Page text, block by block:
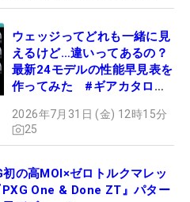
ウェッジってどれも一緒に見
えるけど…違いってあるの？
最新24モデルの性能早見表を
作ってみた #ギアカタログ
2026年7月31日 (金) 12時15分
25
初の高MOI×ゼロトルクマレッ
PXG One & Done ZT』パター